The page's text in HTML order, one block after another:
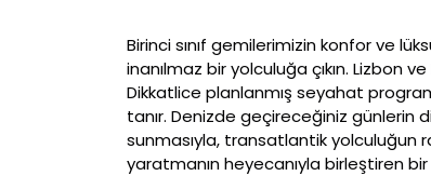
Birinci sınıf gemilerimizin konfor ve
inanılmaz bir yolculuğa çıkın. Lizbon
Dikkatlice planlanmış seyahat
tanır. Denizde geçireceğiniz günlerin
sunmasıyla, transatlantik yolculuğun
yaratmanın heyecanıyla birleştiren